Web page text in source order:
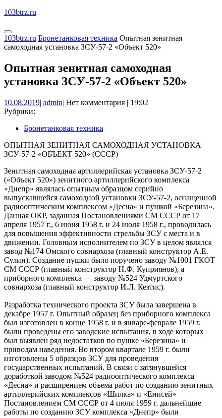
Перейти
содержимому
103btrz.ru
Кнопка
Открыть
КНОПКА
ЗАКРЫТЬ
103btrz.ru Бронетанковая техника Опытная зенитная
самоходная установка ЗСУ-57-2 «Объект 520»
Опытная зенитная самоходная
установка ЗСУ-57-2 «Объект 520»
10.08.201910.08.2019
| adminadmin
| Нет комментария | 19:02
Рубрики:
Бронетанковая техника
ОПЫТНАЯ ЗЕНИТНАЯ САМОХОДНАЯ УСТАНОВКА
ЗСУ-57-2 «ОБЪЕКТ 520» (СССР)
Зенитная самоходная артиллерийская установка ЗСУ-57-2
(«Объект 520») зенитного артиллерийского комплекса
«Днепр» являлась опытным образцом серийно
выпускавшейся самоходной установки ЗСУ-57-2, оснащенной
радиооптическим комплексом «Десна» и пушкой «Березина».
Данная ОКР, заданная Постановлениями СМ СССР от 17
апреля 1957 г., 6 июня 1958 г. и 24 июля 1958 г., проводилась
для повышения эффективности стрельбы ЗСУ с места и в
движении. Головным исполнителем по ЗСУ в целом являлся
завод №174 Омского совнархоза (главный конструктор А.Е.
Сулин). Создание пушки было поручено заводу №1001 ГКОТ
СМ СССР (главный конструктор Н.Ф. Куприянов), а
приборного комплекса — заводу №524 Удмуртского
совнархоза (главный конструктор И.Л. Кезтис).
Разработка технического проекта ЗСУ была завершена в
декабре 1957 г. Опытный образец без приборного комплекса
был изготовлен в конце 1958 г. и в январе-феврале 1959 г.
были проведены его заводские испытания, в ходе которых
был выявлен ряд недостатков по пушке «Березина» и
приводам наведения. Во втором квартале 1959 г. были
изготовлены 5 образцов ЗСУ для проведения
государственных испытаний. В связи с затянувшейся
доработкой заводом №524 радиооптического комплекса
«Десна» и расширением объема работ по созданию зенитных
артиллерийских комплексов «Шилка» и «Енисей»
Постановлением СМ СССР от 4 июля 1959 г. дальнейшие
работы по созданию ЗСУ комплекса «Днепр» были